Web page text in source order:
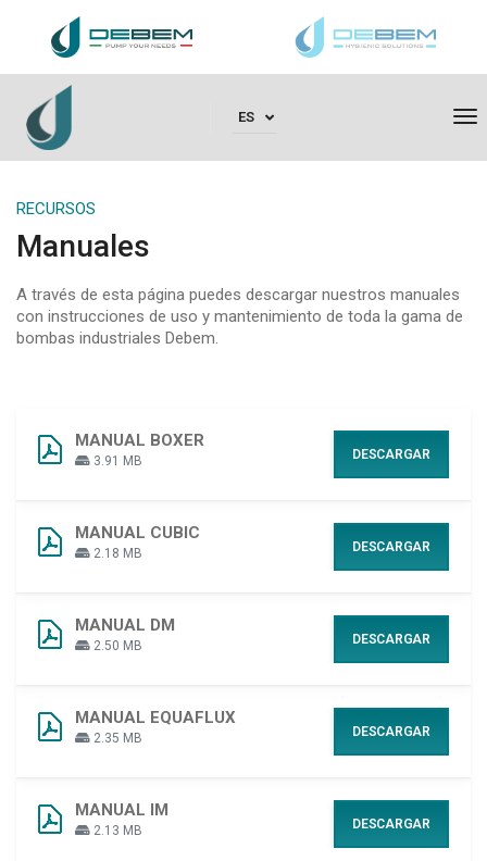
ES
RECURSOS
Manuales
A través de esta página puedes descargar nuestros manuales
con instrucciones de uso y mantenimiento de toda la gama de
bombas industriales Debem.
MANUAL BOXER
3.91 MB DESCARGAR
MANUAL CUBIC
2.18 MB DESCARGAR
MANUAL DM
2.50 MB DESCARGAR
MANUAL EQUAFLUX
2.35 MB DESCARGAR
MANUAL IM
2.13 MB DESCARGAR